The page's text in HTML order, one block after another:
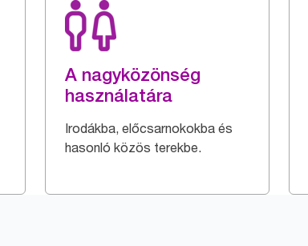
A nagyközönség
használatára
Irodákba, előcsarnokokba és
hasonló közös terekbe.